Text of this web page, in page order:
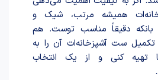
همیشه مرتب، شیک و
بانکه دقیقاً مناسب توست. هم
تکمیل ست آشپزخانه‌ات آن را به
تهیه کنی و از یک انتخاب